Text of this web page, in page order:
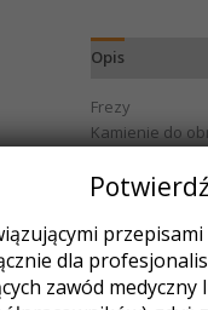
Opis
Frezy
Kamienie do
Podobne
dla
zawód